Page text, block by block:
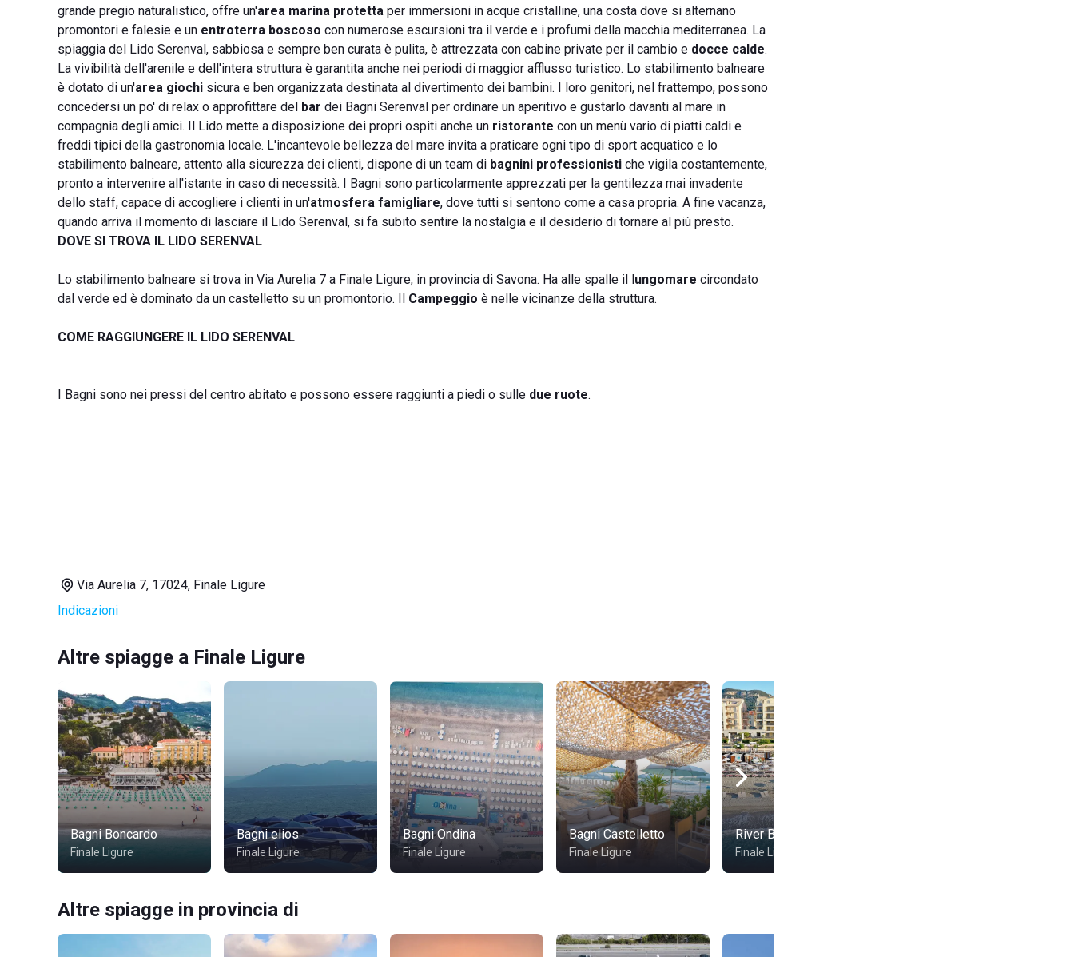
grande pregio naturalistico, offre un'area marina protetta per immersioni in acque cristalline, una costa dove si alternano
promontori e falesie e un entroterra boscoso con numerose escursioni tra il verde e i profumi della macchia mediterranea. La
spiaggia del Lido Serenval, sabbiosa e sempre ben curata è pulita, è attrezzata con cabine private per il cambio e docce calde.
La vivibilità dell'arenile e dell'intera struttura è garantita anche nei periodi di maggior afflusso turistico. Lo stabilimento balneare
è dotato di un'area giochi sicura e ben organizzata destinata al divertimento dei bambini. I loro genitori, nel frattempo, possono
concedersi un po' di relax o approfittare del bar dei Bagni Serenval per ordinare un aperitivo e gustarlo davanti al mare in
compagnia degli amici. Il Lido mette a disposizione dei propri ospiti anche un ristorante con un menù vario di piatti caldi e
freddi tipici della gastronomia locale. L'incantevole bellezza del mare invita a praticare ogni tipo di sport acquatico e lo
stabilimento balneare, attento alla sicurezza dei clienti, dispone di un team di bagnini professionisti che vigila costantemente,
pronto a intervenire all'istante in caso di necessità. I Bagni sono particolarmente apprezzati per la gentilezza mai invadente
dello staff, capace di accogliere i clienti in un'atmosfera famigliare, dove tutti si sentono come a casa propria. A fine vacanza,
quando arriva il momento di lasciare il Lido Serenval, si fa subito sentire la nostalgia e il desiderio di tornare al più presto.
DOVE SI TROVA IL LIDO SERENVAL
Lo stabilimento balneare si trova in Via Aurelia 7 a Finale Ligure, in provincia di Savona. Ha alle spalle il lungomare circondato
dal verde ed è dominato da un castelletto su un promontorio. Il Campeggio è nelle vicinanze della struttura.
COME RAGGIUNGERE IL LIDO SERENVAL
I Bagni sono nei pressi del centro abitato e possono essere raggiunti a piedi o sulle due ruote.
Via Aurelia 7, 17024, Finale Ligure
Indicazioni
Altre spiagge a Finale Ligure
Bagni Boncardo
Finale Ligure
Bagni elios
Finale Ligure
Bagni Ondina
Finale Ligure
Bagni Castelletto
Finale Ligure
River Beach
Finale Ligure
Altre spiagge in provincia di